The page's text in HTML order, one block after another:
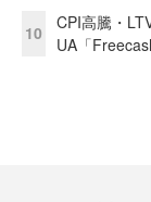
10
CPI高騰・
UA「